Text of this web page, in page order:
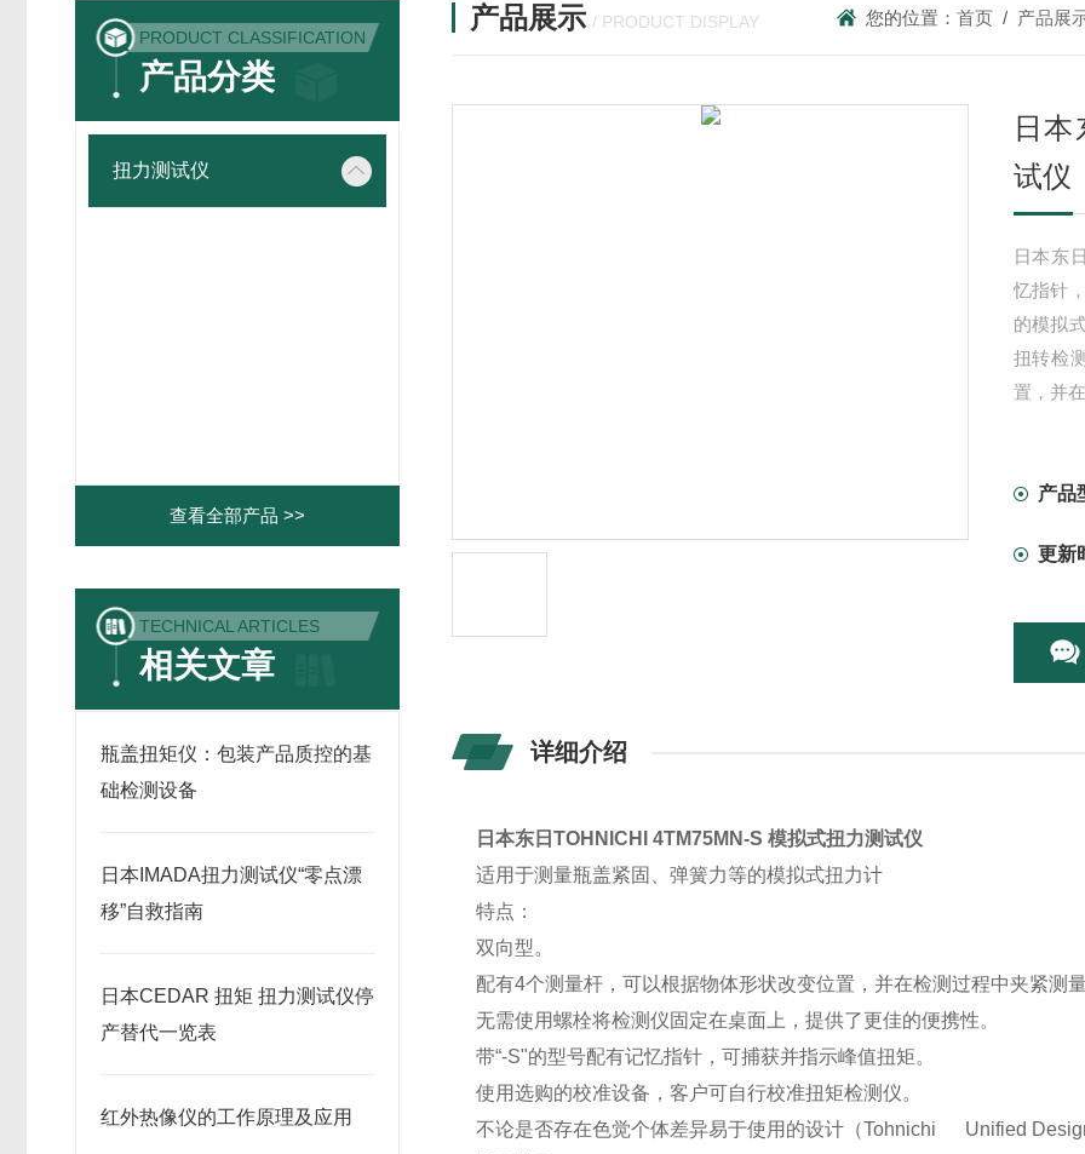
PRODUCT CLASSIFICATION
产品分类
扭力测试仪
查看全部产品 >>
TECHNICAL ARTICLES
相关文章
瓶盖扭矩仪：包装产品质控的基
础检测设备
日本IMADA扭力测试仪“零点漂
移”自救指南
日本CEDAR 扭矩 扭力测试仪停
产替代一览表
红外热像仪的工作原理及应用
产品展示 / PRODUCT DISPLAY 您的位置：首页 / 产品展
日本
试仪
日本东
忆指针
的模拟
扭转检
置，并
产品
更新
详细介绍
日本东日TOHNICHI4TM75MN-S模拟式扭力测试仪
适用于测量瓶盖紧固、弹簧力等的模拟式扭力计
特点：
双向型。
配有4个测量杆，可以根据物体形状改变位置，并在检测过程中夹紧测量
无需使用螺栓将检测仪固定在桌面上，提供了更佳的便携性。
带“-S"的型号配有记忆指针，可捕获并指示峰值扭矩。
使用选购的校准设备，客户可自行校准扭矩检测仪。
不论是否存在色觉个体差异易于使用的设计（Tohnichi Unified